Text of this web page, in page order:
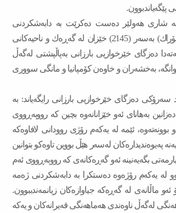
پێگەیاندبوون.
لە شاری هەولێر دەست دەكرێت بە دابەشكردنی
(سووتەمەنی و پارسێلی خۆراك) بەسەر (2145) خێزان لە گەڕەك و ناحیەكانی
دەزگای خێرخوازیی بارزانی بەپاڵپشتی لەگەڵ
بەخشەران و خاوەن كۆمپانیا و مانگی سووری
سەرۆكی دەزگای خێرخوازیی بارزانی رایگەیاند: بە
بەهانای ئەو خێزانانەوە بچین كە رووبەڕووی
ئێمە لە یەكەم رۆژی روودانی لافاوەكە
پەیوەندیدارەكان لەسەر هێڵ بووین تاوەكو بتوانین
بگەیەنینە ئەو گەڕەكانەی كە رووبەڕووی ئەم
لە یەكەم رۆژەوە دەستكرا بە دابەشكردنی ژەمە
ماڵانەی لە گەڕەكە جیاوازەكان زیانمەندببوون.
لەگەڵ ناوەندی هەماهەنگی قەیرانەكان و یەكە